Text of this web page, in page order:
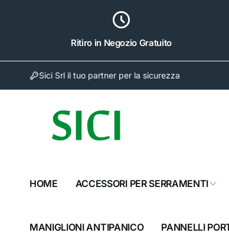
Ritiro in Negozio Gratuito
Sici Srl il tuo partner per la sicurezza
HOME ACCESSORI PER SERRAMENTI
MANIGLIONI ANTIPANICO PANNELLI